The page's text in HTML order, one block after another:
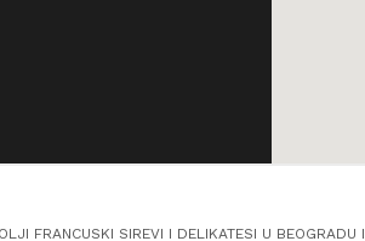
FRANCUSKI SIREVI I DELIKATESI U BEOGRADU